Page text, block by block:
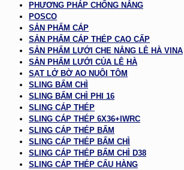
PHƯƠNG PHÁP CHỐNG NẮNG
POSCO
SẢN PHẨM CÁP
SẢN PHẨM CÁP THÉP CAO CẤP
SẢN PHẨM LƯỚI CHE NẮNG LÊ HÀ VINA
SẢN PHẨM LƯỚI CỦA LÊ HÀ
SẠT LỞ BỜ AO NUÔI TÔM
SLING BẤM CHÌ
SLING BẤM CHÌ PHI 16
SLING CÁP THÉP
SLING CÁP THÉP 6X36+IWRC
SLING CÁP THÉP BẤM
SLING CÁP THÉP BẤM CHÌ
SLING CÁP THÉP BẤM CHÌ D38
SLING CÁP THÉP CẨU HÀNG